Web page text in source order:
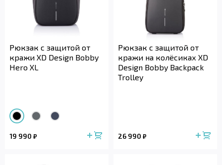
Рюкзак с защитой от
кражи XD Design Bobby
Hero XL
19 990 ₽
Рюкзак с защитой от
кражи на колёсиках XD
Design Bobby Backpack
Trolley
26 990 ₽